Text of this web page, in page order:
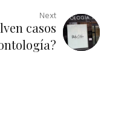
Next
casos